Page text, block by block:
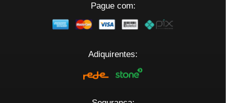
Pague com:
Adiquirentes: